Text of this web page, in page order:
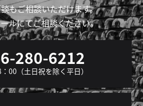
もご相談いただけます。
ルにてご相談ください。
280-6212
00（土日祝を除く平日）